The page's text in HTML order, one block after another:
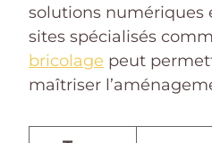
solutions numériques
sites spécialisés
bricolage peut
maîtriser